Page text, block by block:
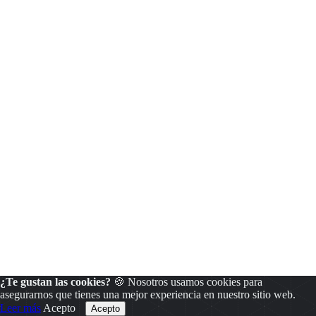
¿Te gustan las cookies? 🍪 Nosotros usamos cookies para
asegurarnos que tienes una mejor experiencia en nuestro sitio web.
Leer más Acepto